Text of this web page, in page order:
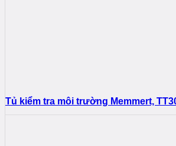
Tủ kiểm tra môi trường Memmert,